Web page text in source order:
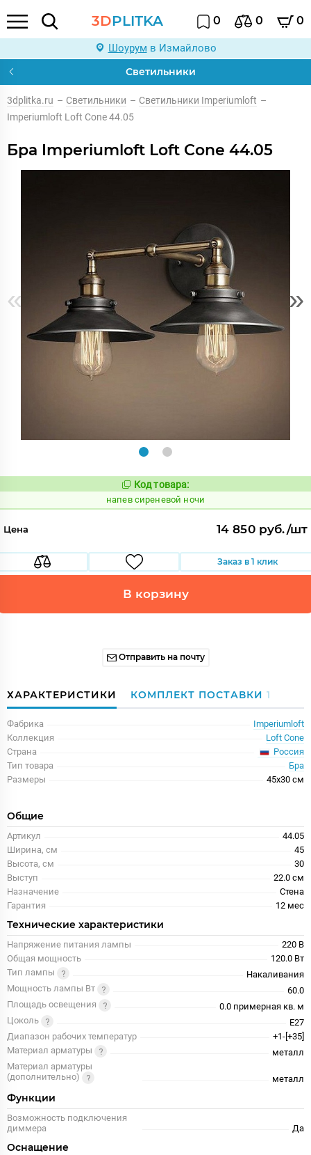
3DPLITKA 0 0 0
Шоурум в Измайлово
Светильники
3dplitka.ru – Светильники – Светильники Imperiumloft –
Imperiumloft Loft Cone 44.05
Бра Imperiumloft Loft Cone 44.05
« »
Код:
1088936
Код товара:
напев сиреневой ночи
Цена 14 850 руб./шт
Заказ в 1 клик
В корзину
Отправить на почту
ХАРАКТЕРИСТИКИ КОМПЛЕКТ ПОСТАВКИ 1
Фабрика
Imperiumloft
Коллекция
Loft Cone
Страна
Россия
Тип товара
Бра
Размеры
45x30 см
Общие
Артикул
44.05
Ширина, см
45
Высота, см
30
Выступ
22.0 см
Назначение
Стена
Гарантия
12 меc
Технические характеристики
Напряжение питания лампы
220 В
Общая мощность
120.0 Вт
Тип лампы
Накаливания
Мощность лампы Вт
60.0
Площадь освещения
0.0 примерная кв. м
Цоколь
E27
Диапазон рабочих температур
+1-[+35]
Материал арматуры
металл
Материал арматуры
(дополнительно)
металл
Функции
Возможность подключения
диммера
Да
Оснащение